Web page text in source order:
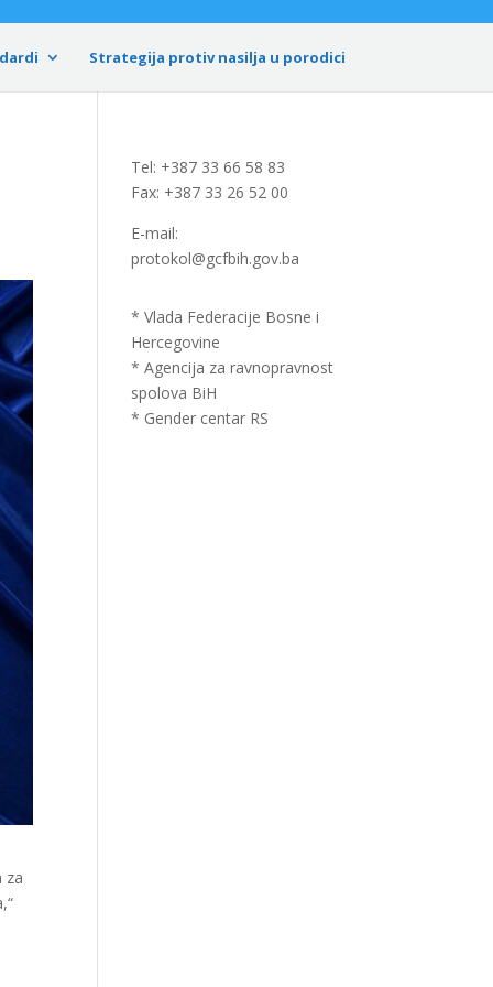
Strategija protiv nasilja u porodici
za
Tel: +387 33 66 58 83
Fax: +387 33 26 52 00
E-mail:
protokol@gcfbih.gov.ba
* Vlada Federacije Bosne i
Hercegovine
* Agencija za ravnopravnost
spolova BiH
* Gender centar RS